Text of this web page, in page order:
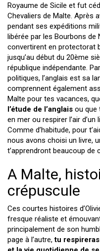
Royaume de Sicile et fut
Chevaliers de Malte. Après
pendant ses expéditions
libérée par les Bourbons de
convertirent en protectorat
jusqu’au début du 20ème
république indépendante.
politiques, l’anglais est sa
comprennent également
Malte pour tes vacances,
l’étude de l’anglais ou que
en mer ou respirer l’air
Comme d’habitude, pour
nous avons choisi un livre,
t’apprendront beaucoup
A Malte,
crépuscule
Ces courtes histoires
fresque réaliste et
principalement de son
page à l’autre,tu respireras